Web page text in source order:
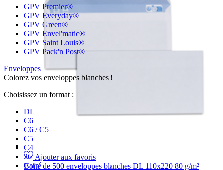
GPV Premier®
GPV Everyday®
GPV Green®
GPV Envel'matic®
GPV Saint Louis®
GPV Pack'n Post®
Enveloppes
Colorez vos enveloppes blanches !
Choisissez un format :
DL
C6
C6 / C5
C5
C4
26
Carré
Ajouter aux favoris
Boîte de 500 enveloppes blanches DL 110x220 80 g/m²